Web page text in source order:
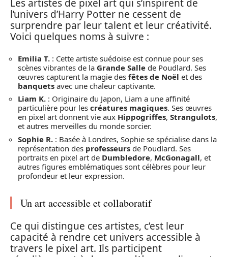
Les artistes de pixel art qui s’inspirent de
l’univers d’Harry Potter ne cessent de
surprendre par leur talent et leur créativité.
Voici quelques noms à suivre :
Emilia T. : Cette artiste suédoise est connue pour ses
scènes vibrantes de la Grande Salle de Poudlard. Ses
œuvres capturent la magie des fêtes de Noël et des
banquets avec une chaleur captivante.
Liam K. : Originaire du Japon, Liam a une affinité
particulière pour les créatures magiques. Ses œuvres
en pixel art donnent vie aux Hippogriffes, Strangulots,
et autres merveilles du monde sorcier.
Sophie R. : Basée à Londres, Sophie se spécialise dans la
représentation des professeurs de Poudlard. Ses
portraits en pixel art de Dumbledore, McGonagall, et
autres figures emblématiques sont célèbres pour leur
profondeur et leur expression.
Un art accessible et collaboratif
Ce qui distingue ces artistes, c’est leur
capacité à rendre cet univers accessible à
travers le pixel art. Ils participent